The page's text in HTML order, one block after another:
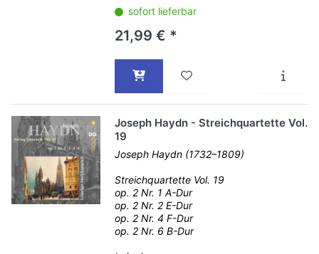
sofort lieferbar
21,99 € *
Joseph Haydn - Streichquartette Vol.
19
Joseph Haydn (1732–1809)
Streichquartette Vol. 19
op. 2 Nr. 1 A-Dur
op. 2 Nr. 2 E-Dur
op. 2 Nr. 4 F-Dur
op. 2 Nr. 6 B-Dur